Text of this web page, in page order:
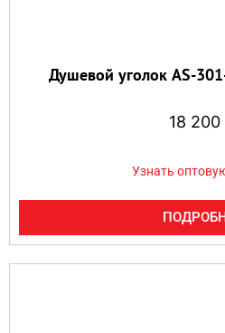
Душевой уголок AS-
18 200
Узнать